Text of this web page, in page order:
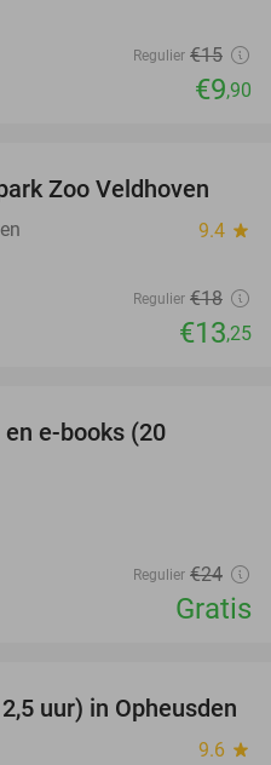
Regulier €15
€9,90
26%
Zoo Veldhoven
9.4 star
Regulier €18
€13,25
e-books (20
Regulier €24
Gratis
38%
uur) in Opheusden
9.6 star